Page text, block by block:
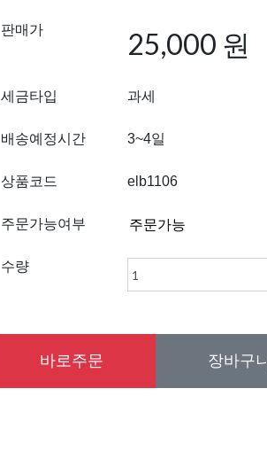
판매가 25,000 원
세금타입 과세
배송예정시간 3~4일
상품코드 elb1106
주문가능여부
수량
바로주문 장바구니